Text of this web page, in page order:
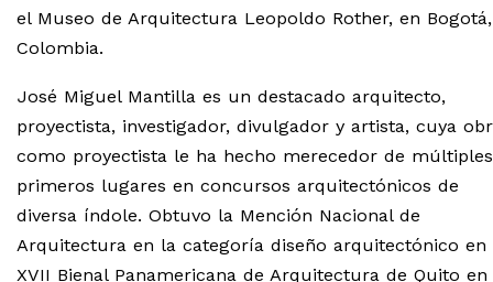
el Museo de Arquitectura Leopoldo Rother, en Bogotá,
Colombia.
José Miguel Mantilla es un destacado arquitecto,
proyectista, investigador, divulgador y artista, cuya
como proyectista le ha hecho merecedor de múltiples
primeros lugares en concursos arquitectónicos de
diversa índole. Obtuvo la Mención Nacional de
Arquitectura en la categoría diseño arquitectónico en
XVII Bienal Panamericana de Arquitectura de Quito en